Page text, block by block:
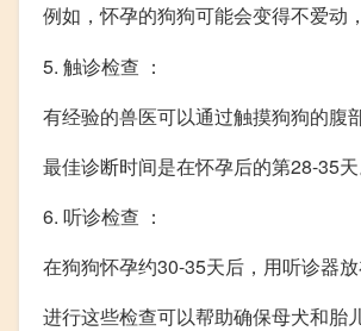
例如，怀孕的狗狗可能会变得不爱动
5. 触诊检查 ：
有经验的兽医可以通过触摸狗狗的腹
最佳诊断时间是在怀孕后的第28-35天
6. 听诊检查 ：
在狗狗怀孕约30-35天后，用听诊器
进行这些检查可以帮助确保母犬和胎